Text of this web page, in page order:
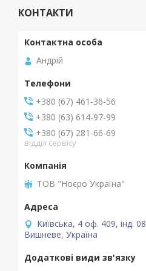
КОНТАКТИ
Андрій
+380 (67) 461-36-56
+380 (63) 614-97-99
+380 (67) 281-66-69
відділ сервісу
ТОВ "Ноєро Україна"
Київська, 4 оф. 409, інд.
Вишневе, Україна